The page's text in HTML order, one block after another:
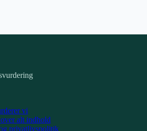
vi
alt indhold
privatlivspolitik